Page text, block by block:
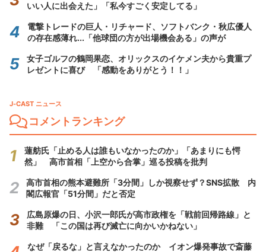
いい人に出会えた」「私今すごく安定してる」
電撃トレードの巨人・リチャード、ソフトバンク・秋広優人
の存在感薄れ...「他球団の方が出場機会ある」の声が
女子ゴルフの鶴岡果恋、オリックスのイケメン夫から貴重プ
レゼントに喜び 「感動をありがとう！！」
J-CAST ニュース
コメントランキング
蓮舫氏「止める人は誰もいなかったのか」「あまりにも愕
然」 高市首相「上空から合掌」巡る投稿を批判
高市首相の熊本避難所「3分間」しか視察せず？SNS拡散 内
閣広報官「51分間」だと否定
広島原爆の日、小沢一郎氏が高市政権を「戦前回帰路線」と
非難 「この国は再び滅亡に向かいかねない」
なぜ「戻るな」と言えなかったのか イオン爆発事故で斎藤